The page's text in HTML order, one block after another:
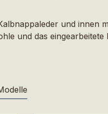
und innen
und das